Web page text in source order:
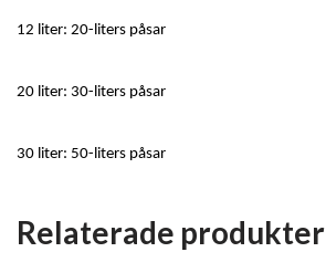
12 liter: 20-liters påsar
20 liter: 30-liters påsar
30 liter: 50-liters påsar
Relaterade produkter